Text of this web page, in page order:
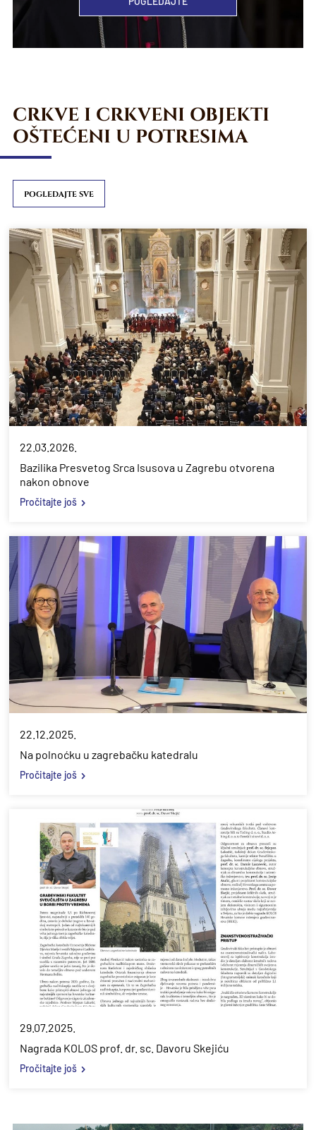
CRKVE I CRKVENI OBJEKTI
OŠTEĆENI U POTRESIMA
POGLEDAJTE SVE
22.03.2026.
Bazilika Presvetog Srca Isusova u Zagrebu otvorena
nakon obnove
Pročitajte još
22.12.2025.
Na polnoćku u zagrebačku katedralu
Pročitajte još
29.07.2025.
Nagrada KOLOS prof. dr. sc. Davoru Skejiću
Pročitajte još